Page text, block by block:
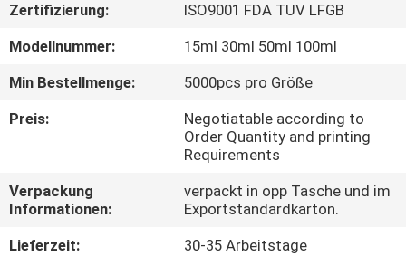
QUALITÄTSKONTROLLE
TRETEN
UNS
IN
Zertifizierung:
ISO9001 FDA TUV LFGB
Modellnummer:
15ml 30ml 50ml 100ml
Min Bestellmenge:
5000pcs pro Größe
Preis:
Negotiatable according to
Order Quantity and printing
Requirements
Verpackung
Informationen:
verpackt in opp Tasche und im
Exportstandardkarton.
Lieferzeit:
30-35 Arbeitstage